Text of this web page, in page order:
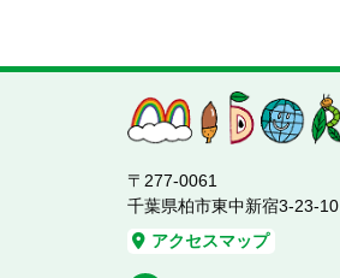
〒277-0061
千葉県柏市東中新宿3-23-10
アクセスマップ